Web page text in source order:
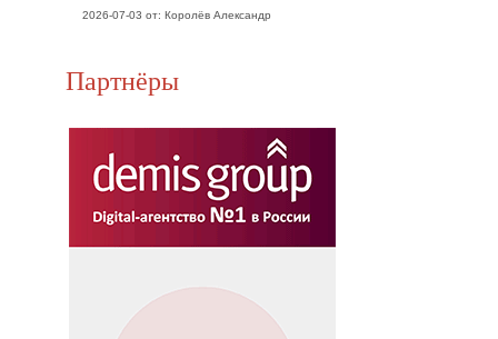
2026-07-03 от: Королёв Александр
Партнёры